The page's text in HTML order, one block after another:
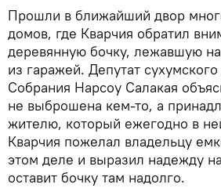
Прошли в ближайший двор
домов, где Кварчия обратил
деревянную бочку, лежавшую
из гаражей. Депутат
Собрания Нарсоу Салакая
не выброшена кем-то, а
жителю, который ежегодно в
Кварчия пожелал владельцу
этом деле и выразил надежду
оставит бочку там надолго.